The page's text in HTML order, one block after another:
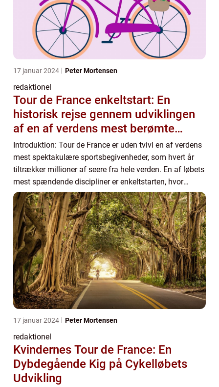
17 januar 2024 Peter Mortensen
redaktionel
Tour de France enkeltstart: En
historisk rejse gennem udviklingen
af en af verdens mest berømte
cykelløbsdiscipliner
Introduktion: Tour de France er uden tvivl en af verdens
mest spektakulære sportsbegivenheder, som hvert år
tiltrækker millioner af seere fra hele verden. En af løbets
mest spændende discipliner er enkeltstarten, hvor
rytterne udfordrer sig selv mod ...
17 januar 2024 Peter Mortensen
redaktionel
Kvindernes Tour de France: En
Dybdegående Kig på Cykelløbets
Udvikling